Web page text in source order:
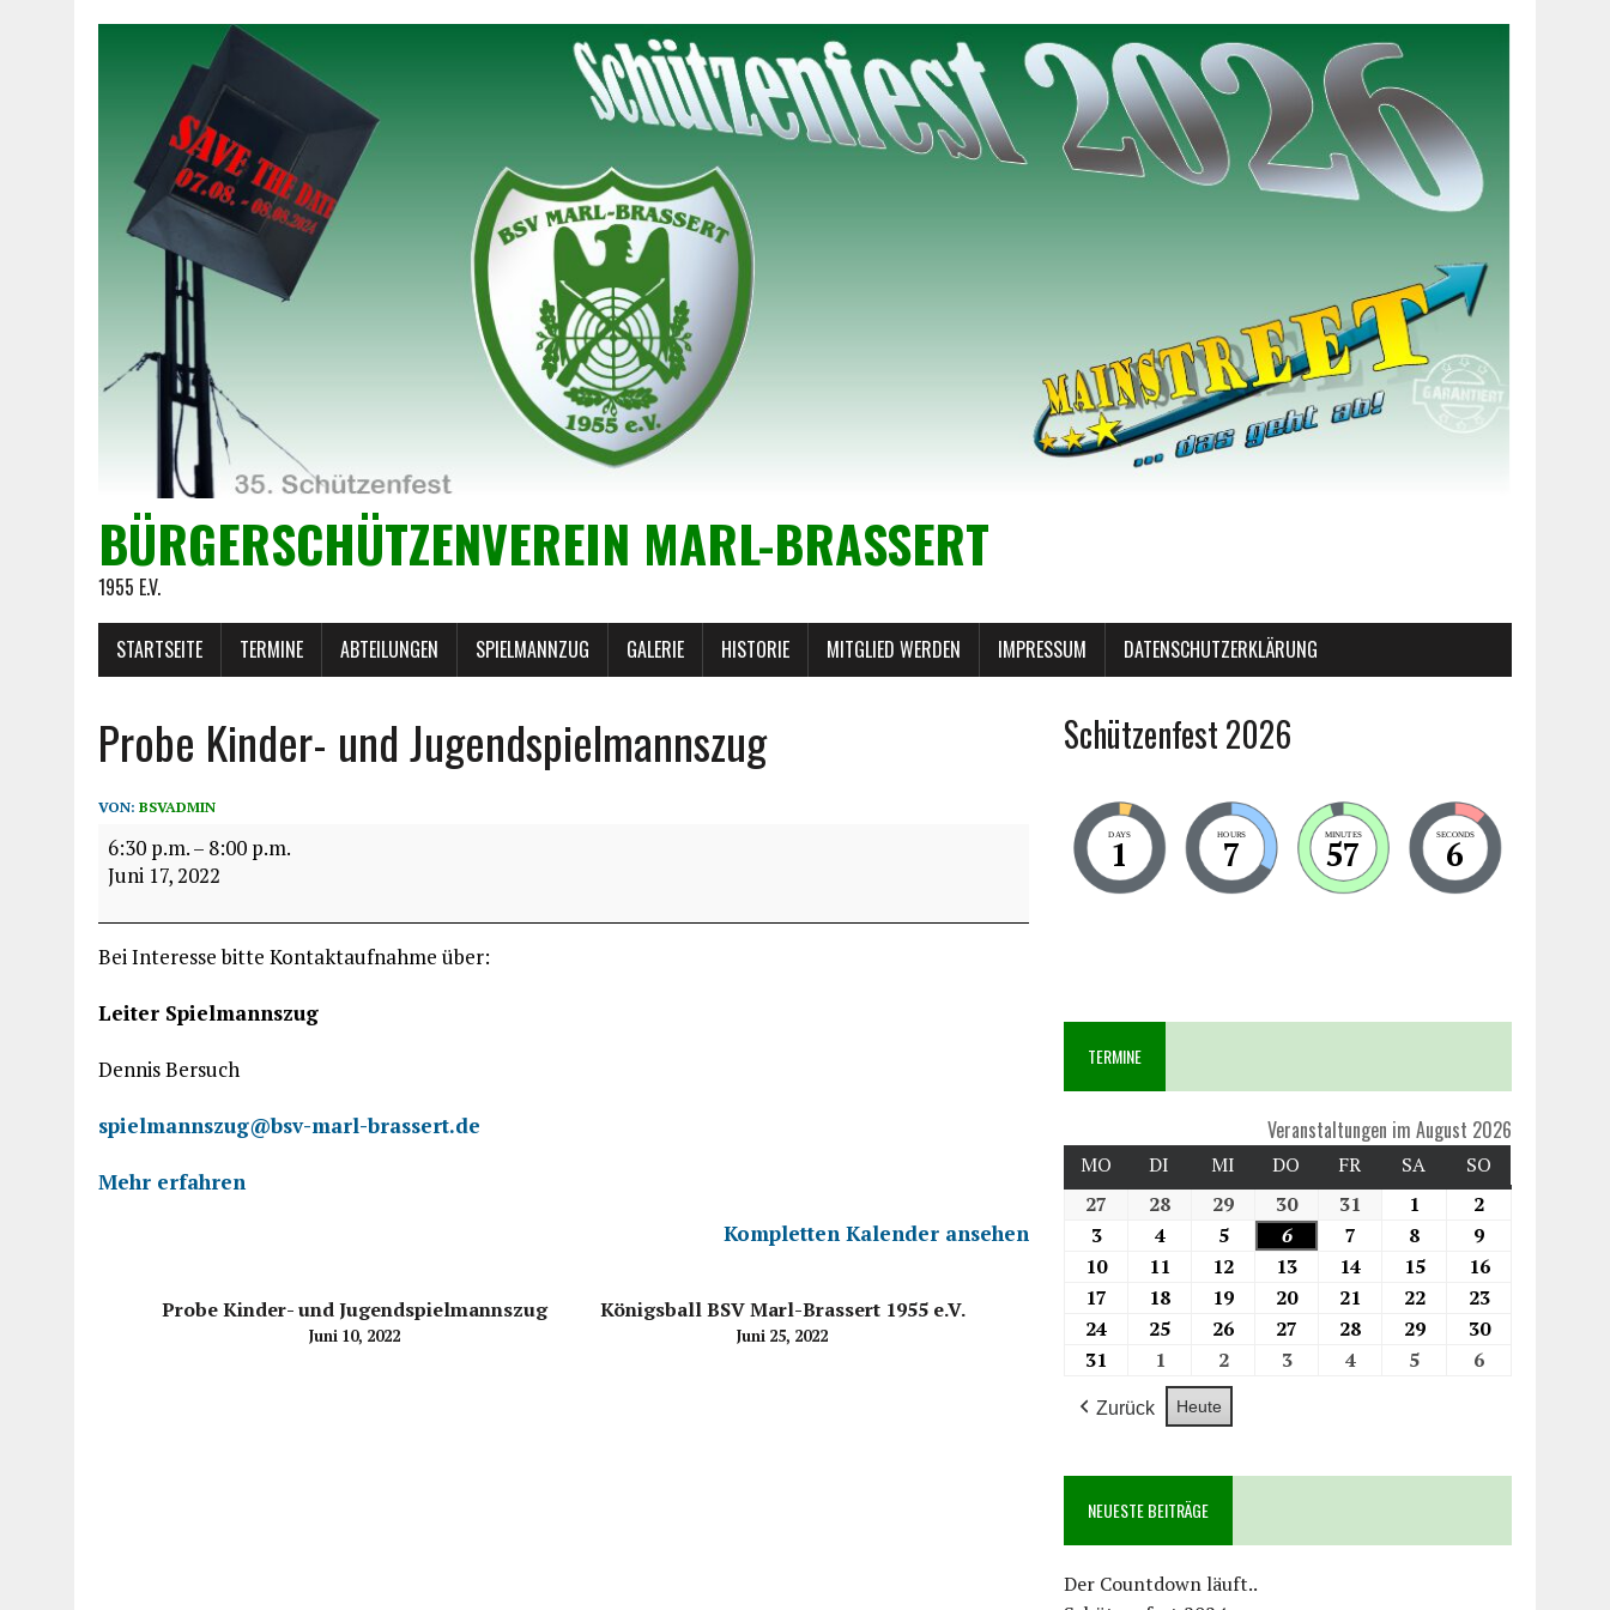
BÜRGERSCHÜTZENVEREIN MARL-BRASSERT
1955 E.V.
STARTSEITE TERMINE ABTEILUNGEN SPIELMANNZUG GALERIE HISTORIE MITGLIED WERDEN IMPRESSUM DATENSCHUTZERKLÄRUNG
Probe Kinder- und Jugendspielmannszug
VON: BSVADMIN
6:30 p.m.– 8:00 p.m.
Juni 17, 2022
Bei Interesse bitte Kontaktaufnahme über:
Leiter Spielmannszug
Dennis Bersuch
spielmannszug@bsv-marl-brassert.de
Mehr erfahren
Kompletten Kalender ansehen
Probe Kinder- und Jugendspielmannszug
Juni 10, 2022
Königsball BSV Marl-Brassert 1955 e.V.
Juni 25, 2022
Schützenfest 2026
DAYS
1 HOURS
7 MINUTES
57 SECONDS
6
TERMINE
Veranstaltungen im August 2026
MO DI MI DO FR SA
SO
27
28 29 30 31 1
2
3
4 5 6 7 8
9
10
11 12 13 14 15
16
17
18 19 20 21 22
23
24
25 26 27 28 29
30
31
1 2 3 4 5 6
Zurück Heute
NEUESTE BEITRÄGE
Der Countdown läuft..